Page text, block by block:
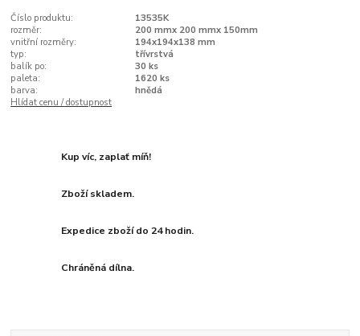
Číslo produktu:
13535K
rozměr:
200 mmx 200 mmx 150mm
vnitřní rozměry:
194x194x138 mm
typ:
třívrstvá
balík po:
30 ks
paleta:
1620 ks
barva:
hnědá
Hlídat cenu / dostupnost
Kup víc, zaplať míň!
Zboží skladem.
Expedice zboží do 24 hodin.
Chráněná dílna.